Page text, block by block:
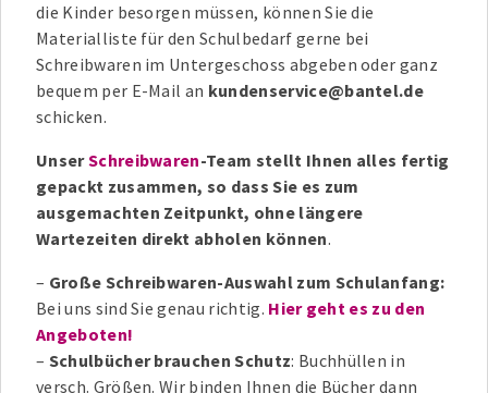
die Kinder besorgen müssen, können Sie die
Materialliste für den Schulbedarf gerne bei
Schreibwaren im Untergeschoss abgeben oder ganz
bequem per E-Mail an kundenservice@bantel.de
schicken.
UnserSchreibwaren-Team stellt Ihnen alles fertig
gepackt zusammen, so dass Sie es zum
ausgemachten Zeitpunkt, ohne längere
Wartezeiten direkt abholen können.
– Große Schreibwaren-Auswahl zum Schulanfang:
Bei uns sind Sie genau richtig. Hier geht es zu den
Angeboten!
– Schulbücher brauchen Schutz: Buchhüllen in
versch. Größen. Wir binden Ihnen die Bücher dann